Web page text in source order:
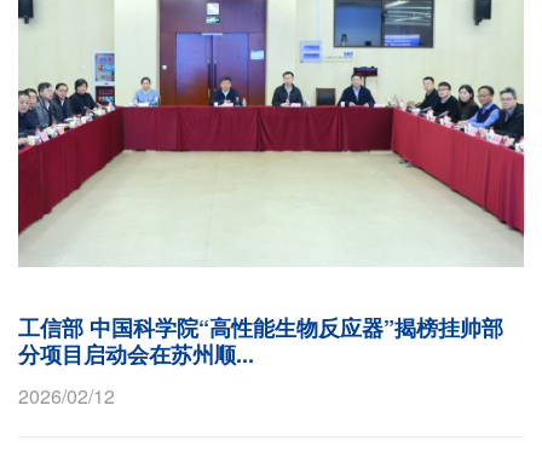
工信部 中国科学院“高性能生物反应器”揭榜挂帅部
分项目启动会在苏州顺...
2026/02/12